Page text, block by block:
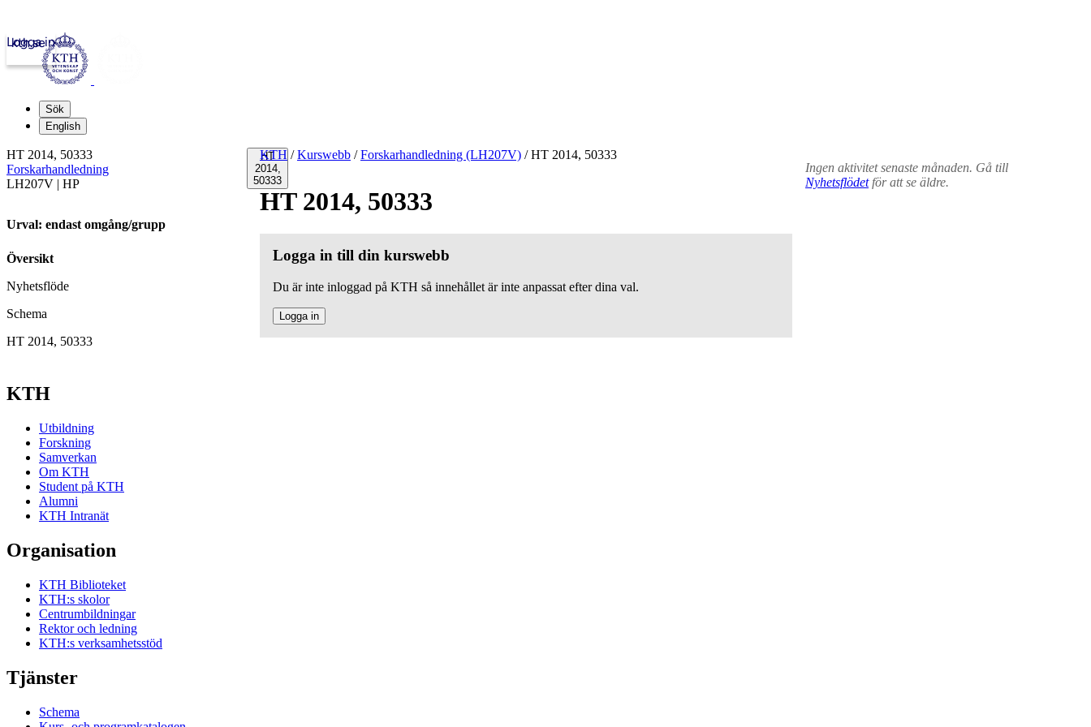
kth.se
Logga in
Sök
English
HT
2014,
50333
KTH / Kurswebb / Forskarhandledning (LH207V) /HT 2014, 50333
HT 2014, 50333
Logga in till din kurswebb
Du är inte inloggad på KTH så innehållet är inte anpassat efter dina val.
Logga in
Ingen aktivitet senaste månaden. Gå till
Nyhetsflödetför att se äldre.
HT 2014, 50333
Forskarhandledning
LH207V | HP
Urval: endast omgång/grupp
Översikt
Nyhetsflöde
Schema
HT 2014, 50333
KTH
Utbildning
Forskning
Samverkan
Om KTH
Student på KTH
Alumni
KTH Intranät
Organisation
KTH Biblioteket
KTH:s skolor
Centrumbildningar
Rektor och ledning
KTH:s verksamhetsstöd
Tjänster
Schema